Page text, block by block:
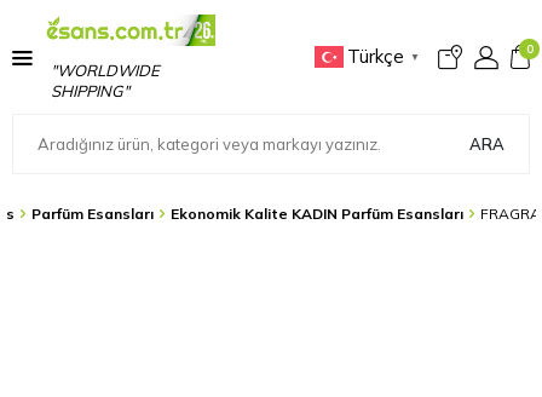
"WORLDWIDE
SHIPPING"
Türkçe ▼
0
ARA
Parfüm Esansları Ekonomik Kalite KADIN Parfüm Esansları